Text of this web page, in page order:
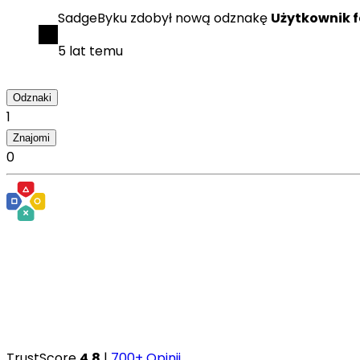
SadgeByku zdobył nową odznakę Użytkownik
5 lat temu
Odznaki
1
Znajomi
0